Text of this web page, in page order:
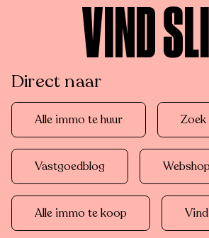
VIND
Direct naar
Alle immo te huur
Vastgoedblog Webshop
Alle immo te koop